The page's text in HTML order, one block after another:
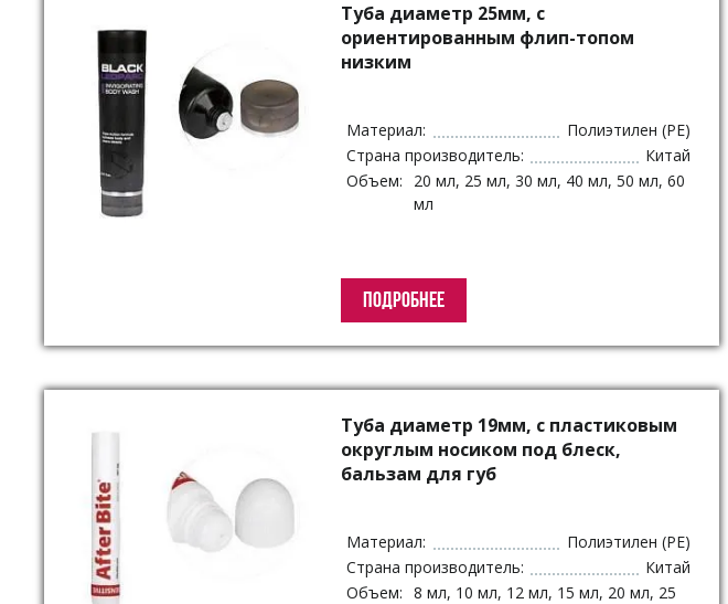
Туба диаметр 25мм, с
ориентированным флип-топом
низким
Материал:
Полиэтилен (PE)
Страна производитель:
Китай
Объем:
20 мл, 25 мл, 30 мл, 40 мл, 50 мл, 60
мл
ПОДРОБНЕЕ
Туба диаметр 19мм, с пластиковым
округлым носиком под блеск,
бальзам для губ
Материал:
Полиэтилен (PE)
Страна производитель:
Китай
Объем: 8 мл, 10 мл, 12 мл, 15 мл, 20 мл, 25